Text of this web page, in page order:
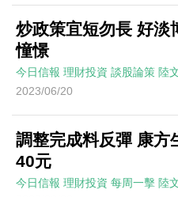
炒政策宜短勿長 好淡
憧憬
今日信報 理財投資 談股論策 陸
2023/06/20
調整完成料反彈 康方
40元
今日信報 理財投資 每周一擊 陸